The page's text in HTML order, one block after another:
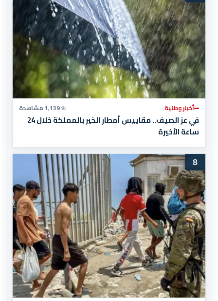
أخبار وطنية 1,139 مشاهدة
في عز الصيف.. مقاييس أمطار الخير بالمملكة خلال 24
ساعة الأخيرة
8